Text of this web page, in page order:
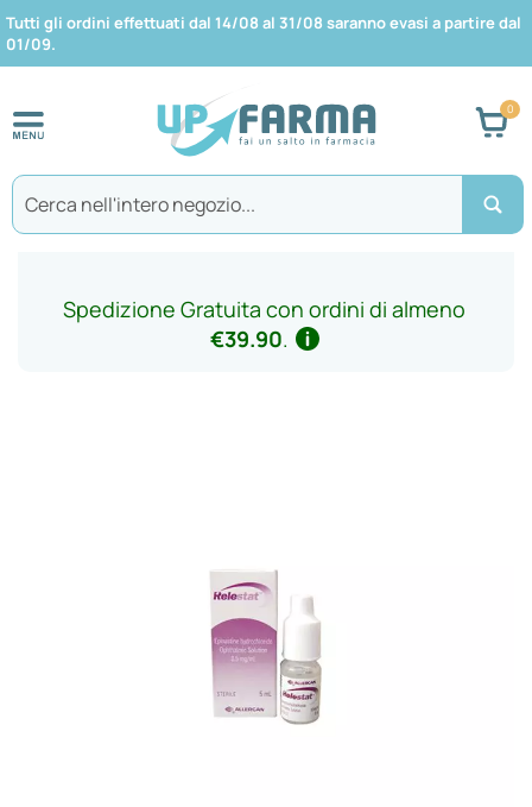
Tutti gli ordini effettuati dal 14/08 al 31/08 saranno evasi a partire dal
01/09.
Spedizione Gratuita con ordini di almeno
€39.90.